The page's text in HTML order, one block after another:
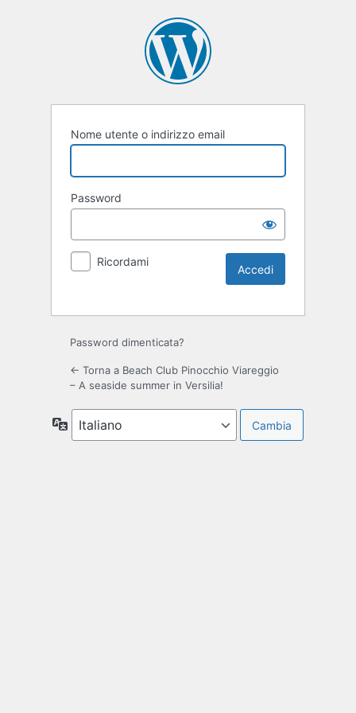
Nome utente o indirizzo email
Password
Ricordami
Password dimenticata?
← Torna a Beach Club Pinocchio Viareggio
– A seaside summer in Versilia!
Lingua